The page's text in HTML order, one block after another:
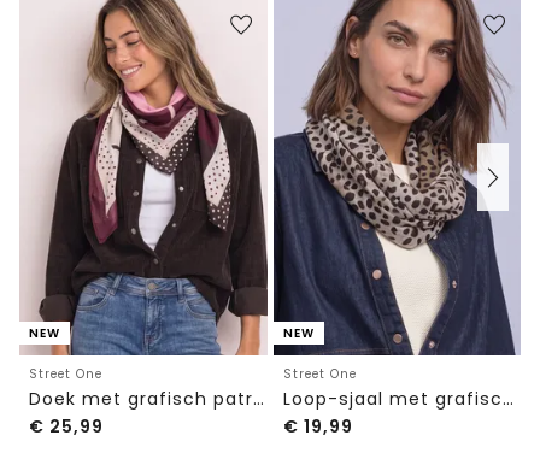
NEW
Street One
Doek met grafisch patroon
€ 25,99
NEW
Street One
Loop-sjaal met grafisch patroon
€ 19,99